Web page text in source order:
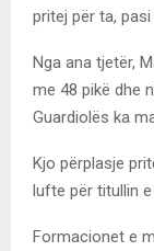
pritej për ta,
Nga ana tjetër,
me 48 pikë dhe
Guardiolës ka
Kjo përplasje
lufte për titullin e
Formacionet e